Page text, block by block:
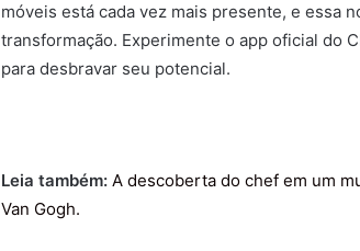
móveis está cada vez mais presente, e essa
transformação. Experimente o app oficial do
para desbravar seu potencial.
Leia também: A descoberta do chef em um
Van Gogh.